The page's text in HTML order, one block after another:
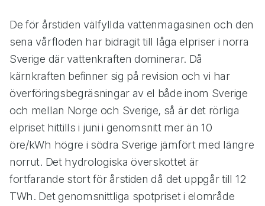
De för årstiden välfyllda vattenmagasinen och den
sena vårfloden har bidragit till låga elpriser i norra
Sverige där vattenkraften dominerar. Då
kärnkraften befinner sig på revision och vi har
överföringsbegräsningar av el både inom Sverige
och mellan Norge och Sverige, så är det rörliga
elpriset hittills i juni i genomsnitt mer än 10
öre/kWh högre i södra Sverige jämfört med längre
norrut. Det hydrologiska överskottet är
fortfarande stort för årstiden då det uppgår till 12
TWh. Det genomsnittliga spotpriset i elområde